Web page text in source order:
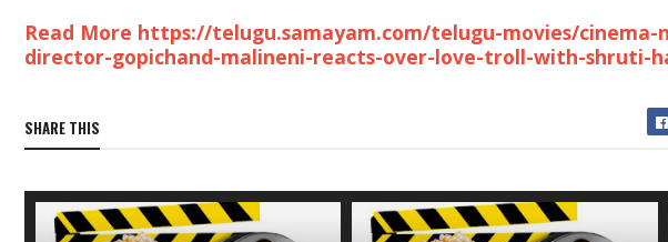
Read More https://telugu.samayam.com/telugu-movies/cinema-
director-gopichand-malineni-reacts-over-love-troll-with-shruti-
SHARE THIS